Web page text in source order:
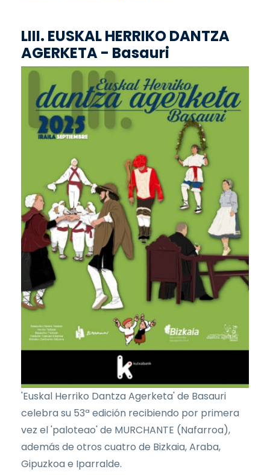
LIII. EUSKAL HERRIKO DANTZA
AGERKETA - Basauri
'Euskal Herriko Dantza Agerketa' de Basauri
celebra su 53ª edición recibiendo por primera
vez el 'paloteao' de MURCHANTE (Nafarroa),
además de otros cuatro de Bizkaia, Araba,
Gipuzkoa e Iparralde.